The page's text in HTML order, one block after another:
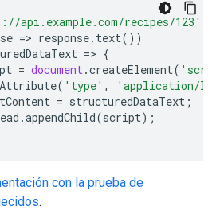
api.example.com/recipes/123'
=> response. text())
=> {
= document.createElement(
( 'type' ,
'application/
= structuredDataText ;
.appendChild(script);
con la prueba de
.